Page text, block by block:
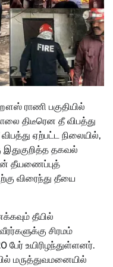
ராணி பகுதியில்
திடீரென தீ விபத்து
ஏற்பட்ட நிலையில்,
தகவல்
தீயணைப்புத்
விரைந்து தீயை
தீயில்
சிரமம்
பேர் உயிரிழந்துள்ளனர்.
மருத்துவமனையில்